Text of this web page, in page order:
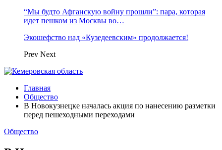
“Мы будто Афганскую войну прошли”: пара, которая
идет пешком из Москвы во…
Экошефство над «Кузедеевским» продолжается!
Prev Next
Главная
Общество
В Новокузнецке началась акция по нанесению разметки
перед пешеходными переходами
Общество